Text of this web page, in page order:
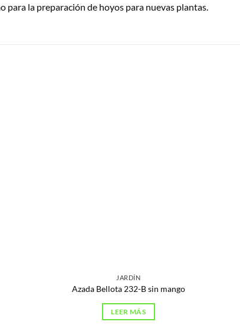
para la preparación de hoyos para nuevas plantas.
JARDÍN
Azada Bellota 232-B sin mango
LEER MÁS